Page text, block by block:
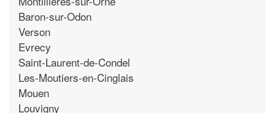
Baron-sur-Odon
Verson
Evrecy
Saint-Laurent-de-Condel
Les-Moutiers-en-Cinglais
Mouen
Louvigny